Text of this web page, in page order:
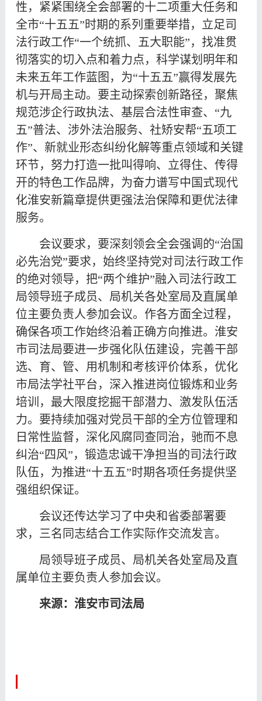
性，紧紧围绕全会部署的十二项重大任务和
全市“十五五”时期的系列重要举措，立足司
法行政工作“一个统抓、五大职能”，找准贯
彻落实的切入点和着力点，科学谋划明年和
未来五年工作蓝图，为“十五五”赢得发展先
机与开局主动。要主动探索创新路径，聚焦
规范涉企行政执法、基层合法性审查、“九
五”普法、涉外法治服务、社矫安帮“五项工
作”、新就业形态纠纷化解等重点领域和关键
环节，努力打造一批叫得响、立得住、传得
开的特色工作品牌，为奋力谱写中国式现代
化淮安新篇章提供更强法治保障和更优法律
服务。
会议要求，要深刻领会全会强调的“治国
必先治党”要求，始终坚持党对司法行政工作
的绝对领导，把“两个维护”融入司法行政工
局领导班子成员、局机关各处室局及直属单
位主要负责人参加会议。作各方面全过程，
确保各项工作始终沿着正确方向推进。淮安
市司法局要进一步强化队伍建设，完善干部
选、育、管、用机制和考核评价体系，优化
市局法学社平台，深入推进岗位锻炼和业务
培训，最大限度挖掘干部潜力、激发队伍活
力。要持续加强对党员干部的全方位管理和
日常性监督，深化风腐同查同治，驰而不息
纠治“四风”，锻造忠诚干净担当的司法行政
队伍，为推进“十五五”时期各项任务提供坚
强组织保证。
会议还传达学习了中央和省委部署要
求，三名同志结合工作实际作交流发言。
局领导班子成员、局机关各处室局及直
属单位主要负责人参加会议。
来源：淮安市司法局